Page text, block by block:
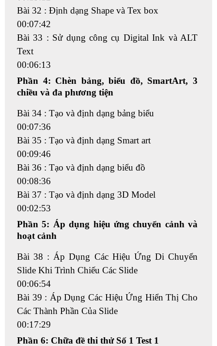
Bài 32 : Định dạng Shape và Tex box
00:07:42
Bài 33 : Sử dụng công cụ Digital Ink và ALT
Text
00:06:13
Phần 4: Chèn bảng, biểu đồ, SmartArt, 3
chiều và đa phương tiện
Bài 34 : Tạo và định dạng bảng biểu
00:07:36
Bài 35 : Tạo và định dạng Smart art
00:09:46
Bài 36 : Tạo và định dạng biểu đồ
00:08:36
Bài 37 : Tạo và định dạng 3D Model
00:02:53
Phần 5: Áp dụng hiệu ứng chuyển cảnh và
hoạt cảnh
Bài 38 : Áp Dụng Các Hiệu Ứng Di Chuyển
Slide Khi Trình Chiếu Các Slide
00:06:54
Bài 39 : Áp Dụng Các Hiệu Ứng Hiển Thị Cho
Các Thành Phần Của Slide
00:17:29
Phần 6: Chữa đề thi thử Số 1 Test 1